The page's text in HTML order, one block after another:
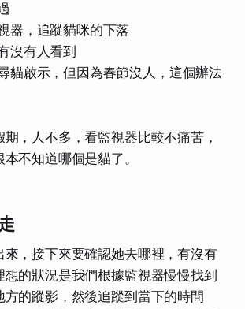
器，追蹤貓咪的下落
沒有人看到
貓啟示，但因為春節沒人，這個辦法
，人不多，看監視器比較不痛苦，
不知道哪個是貓了。
來，接下來要確認她去哪裡，有沒有
的狀況是我們根據監視器慢慢找到
方的蹤影，然後追蹤到當下的時間